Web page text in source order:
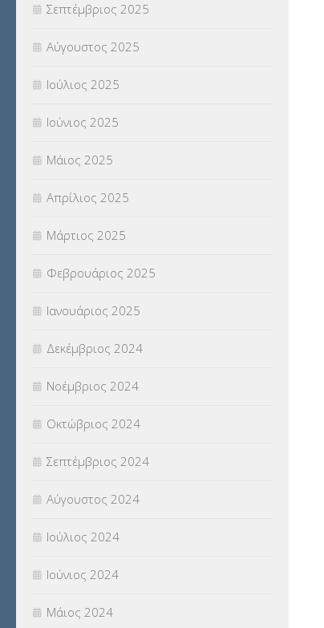
ΦΥΣΙΚΗ ΑΓΩΓΗ(692)
Χωρίς κατηγορία
Σεπτέμβριος 2025
Αύγουστος 2025
Ιούλιος 2025
Ιούνιος 2025
Μάιος 2025
Απρίλιος 2025
Μάρτιος 2025
Φεβρουάριος 2025
Ιανουάριος 2025
Δεκέμβριος 2024
Νοέμβριος 2024
Οκτώβριος 2024
Σεπτέμβριος 2024
Αύγουστος 2024
Ιούλιος 2024
Ιούνιος 2024
Μάιος 2024